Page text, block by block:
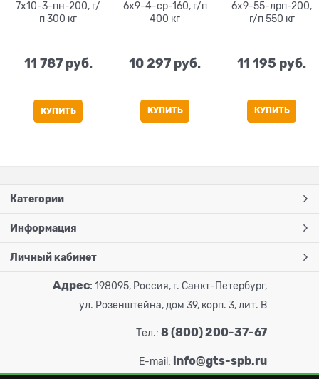
7х10-3-пн-200, г/
п 300 кг
11 787 руб.
КУПИТЬ
6х9-4-ср-160, г/п
400 кг
10 297 руб.
КУПИТЬ
6х9-55-лрп-200,
г/п 550 кг
11 195 руб.
КУПИТЬ
Категории
Информация
Личный кабинет
Адрес: 198095, Россия, г. Санкт-Петербург,
ул. Розенштейна, дом 39, корп. 3, лит. В
Тел.: 8 (800) 200-37-67
E-mail: info@gts-spb.ru